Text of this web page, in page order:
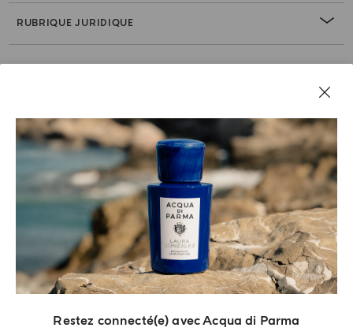
Restez connecté(e) avec Acqua di Parma
RUBRIQUE JURIDIQUE
Acqua di Parma S.r.l., avec un capital de 420 000.00 €, est enregistrée auprès du